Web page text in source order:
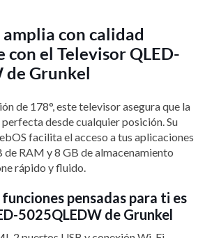
con calidad
con el Televisor QLED-
de Grunkel
de 178°, este televisor asegura que la
desde cualquier posición. Su
facilita el acceso a tus aplicaciones
de RAM y 8 GB de almacenamiento
rápido y fluido.
pensadas para ti es
5025QLEDW de Grunkel